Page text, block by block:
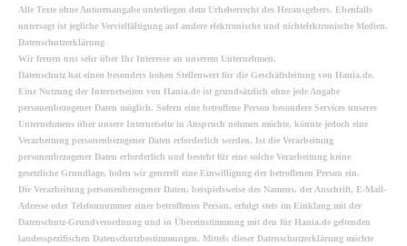
Alle Texte ohne Autorenangabe unterliegen dem Urheberrecht des Herausgebers. Ebenfalls
untersagt ist jegliche Vervielfältigung auf andere elektronische und nichtelektronische Medien.
Datenschutzerklärung
Wir freuen uns sehr über Ihr Interesse an unserem Unternehmen.
Datenschutz hat einen besonders hohen Stellenwert für die Geschäftsleitung von Hania.de.
Eine Nutzung der Internetseiten von Hania.de ist grundsätzlich ohne jede Angabe
personenbezogener Daten möglich. Sofern eine betroffene Person besondere Services unseres
Unternehmens über unsere Internetseite in Anspruch nehmen möchte, könnte jedoch eine
Verarbeitung personenbezogener Daten erforderlich werden. Ist die Verarbeitung
personenbezogener Daten erforderlich und besteht für eine solche Verarbeitung keine
gesetzliche Grundlage, holen wir generell eine Einwilligung der betroffenen Person ein.
Die Verarbeitung personenbezogener Daten, beispielsweise des Namens, der Anschrift, E-Mail-
Adresse oder Telefonnummer einer betroffenen Person, erfolgt stets im Einklang mit der
Datenschutz-Grundverordnung und in Übereinstimmung mit den für Hania.de geltenden
landesspezifischen Datenschutzbestimmungen. Mittels dieser Datenschutzerklärung möchte